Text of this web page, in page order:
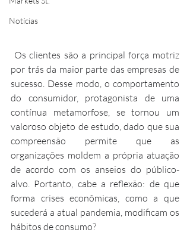
Notícias
por trás da maior parte das empresas de
sucesso. Desse modo, o comportamento
do consumidor, protagonista de uma
contínua metamorfose, se tornou um
valoroso objeto de estudo, dado que sua
compreensão permite que as
organizações moldem a própria atuação
de acordo com os anseios do público-
alvo. Portanto, cabe a reflexão: de que
forma crises econômicas, como a que
sucederá a atual pandemia, modificam os
hábitos de consumo?